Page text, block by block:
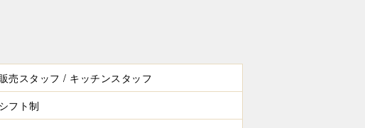
売スタッフ / キッチンスタッフ
シフト制